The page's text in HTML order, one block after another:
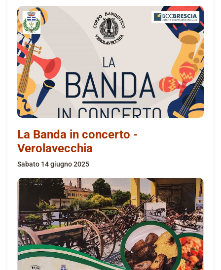
La Banda in concerto -
Verolavecchia
sabato 14 giugno 2025